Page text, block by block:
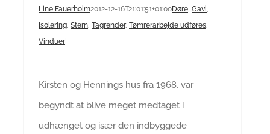
Line Fauerholm2012-12-16T21:01:51+01:00Døre, Gavl,
Isolering, Stern, Tagrender, Tømrerarbejde udføres,
Vinduer|
Kirsten og Hennings hus fra 1968, var
begyndt at blive meget medtaget i
udhænget og især den indbyggede